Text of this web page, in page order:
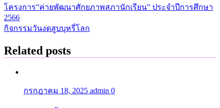
แนะแนว
เรื่อง
โครงการ”ค่ายพัฒนาศักยภาพสภานักเรียน” ประจำปีการศึกษา
2566
กิจกรรมวันงดสูบบุหรี่โลก
Related posts
กรกฎาคม 18, 2025 admin 0